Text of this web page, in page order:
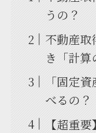
うの？
不動産取
き「計算
「固定
べるの？
【超重